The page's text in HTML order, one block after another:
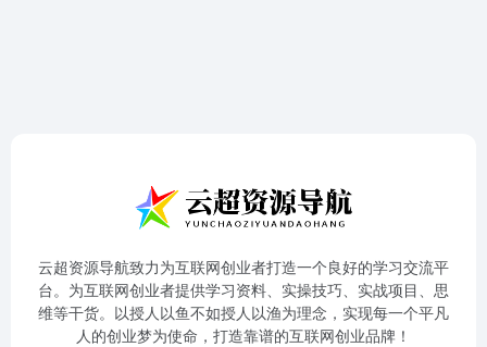
云超资源导航致力为互联网创业者打造一个良好的学习交流平
台。为互联网创业者提供学习资料、实操技巧、实战项目、思
维等干货。以授人以鱼不如授人以渔为理念，实现每一个平凡
人的创业梦为使命，打造靠谱的互联网创业品牌！